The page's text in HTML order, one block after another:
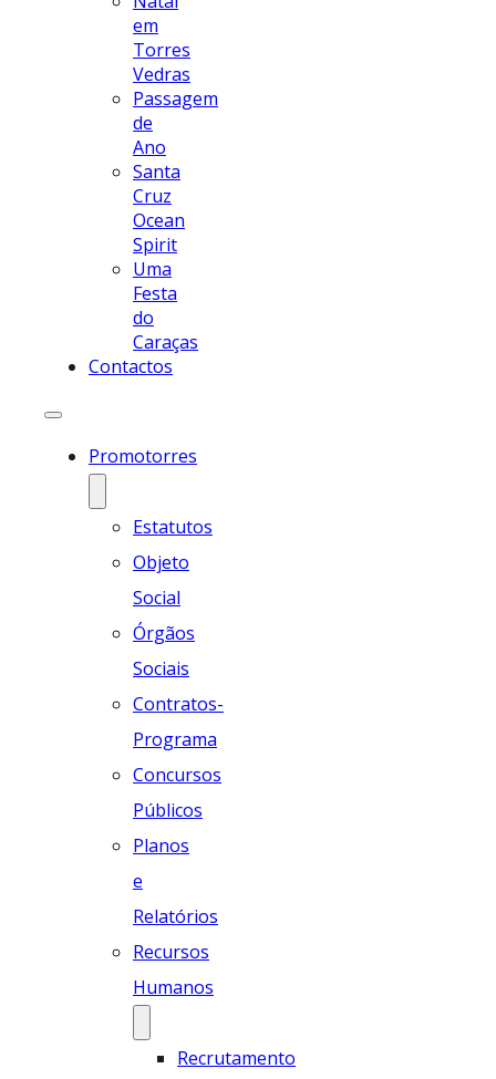
em
Torres
Vedras
Passagem
de
Ano
Santa
Cruz
Ocean
Spirit
Uma
Festa
do
Caraças
Contactos
Promotorres
Estatutos
Objeto
Social
Órgãos
Sociais
Contratos-
Programa
Concursos
Públicos
Planos
e
Relatórios
Recursos
Humanos
Recrutamento